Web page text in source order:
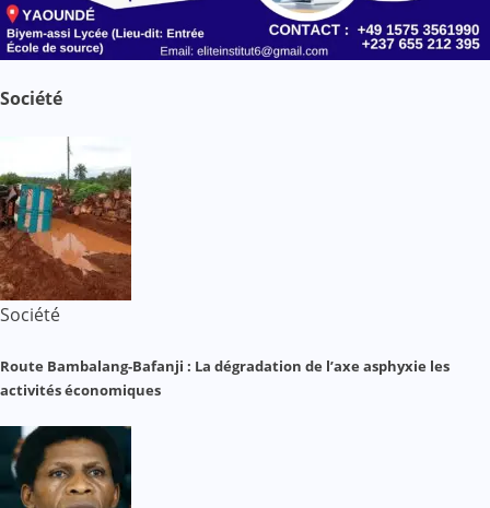
Société
Société
Route Bambalang-Bafanji : La dégradation de l’axe asphyxie les
activités économiques